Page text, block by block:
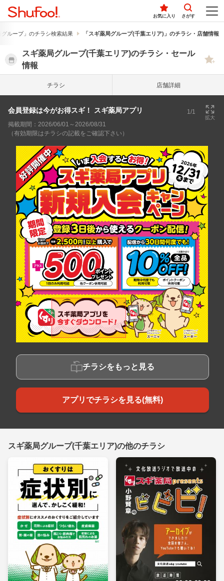
お気に入り さがす
グループ」のチラシ検索結果 「スギ薬局グループ(千葉エリア)」のチラシ・店舗情報
スギ薬局グループ(千葉エリア)のチラシ・セール
情報
チラシ 店舗詳細
会員登録は今がお得スギ！ スギ薬局アプリ 1/1
拡大
掲載期間：2026/06/01～2026/08/31
（有効期限はチラシの記載をご確認下さい）
チラシをもっと見る
アプリでチラシを見る(無料)
スギ薬局グループ(千葉エリア)の他のチラシ